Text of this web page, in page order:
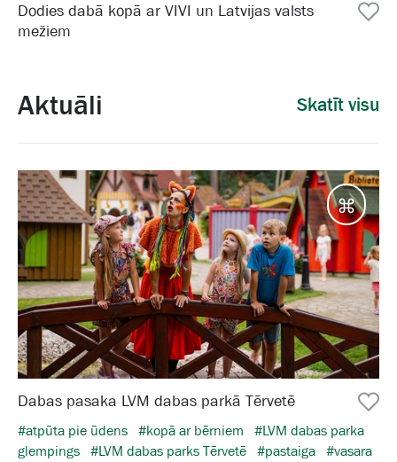
Dodies dabā kopā ar VIVI un Latvijas valsts
mežiem
Aktuāli Skatīt visu
Dabas pasaka LVM dabas parkā Tērvetē
#atpūta pie ūdens #kopā ar bērniem
#LVM dabas parka
glempings #LVM dabas parks Tērvetē #pastaiga #vasara